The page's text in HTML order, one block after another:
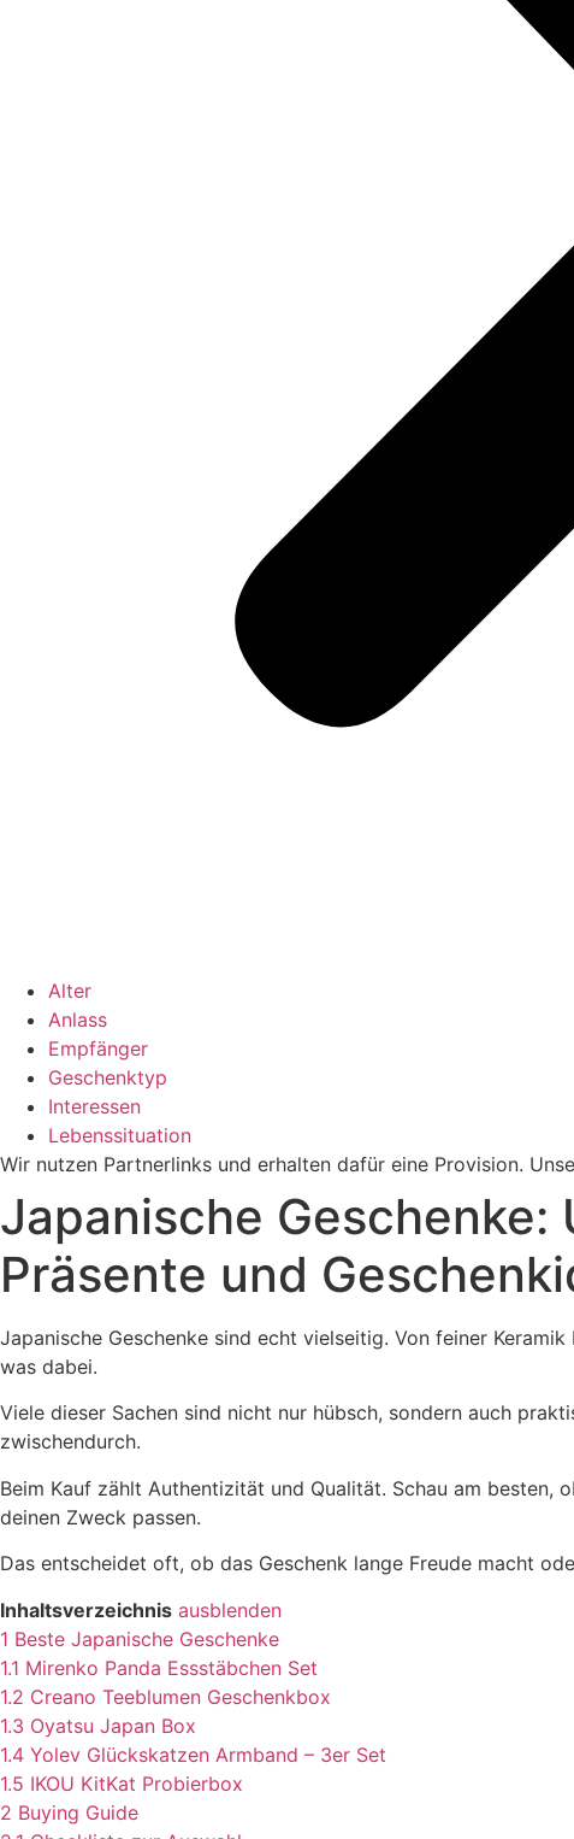
Alter
Anlass
Empfänger
Geschenktyp
Interessen
Lebenssituation
Wir nutzen Partnerlinks und erhalten dafür eine Provision.
Japanische
Präsente und
Japanische Geschenke sind echt vielseitig. Von feiner
was dabei.
Viele dieser Sachen sind nicht nur hübsch, sondern auch
zwischendurch.
Beim Kauf zählt Authentizität und Qualität. Schau am
deinen Zweck passen.
Das entscheidet oft, ob das Geschenk lange Freude macht
Inhaltsverzeichnis ausblenden
1 Beste Japanische Geschenke
1.1 Mirenko Panda Essstäbchen Set
1.2 Creano Teeblumen Geschenkbox
1.3 Oyatsu Japan Box
1.4 Yolev Glückskatzen Armband – 3er Set
1.5 IKOU KitKat Probierbox
2 Buying Guide